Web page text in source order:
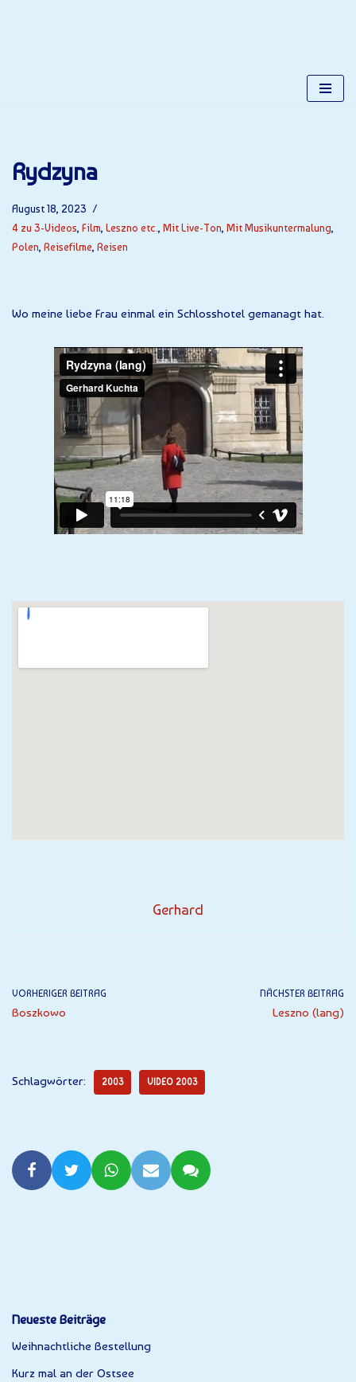
Rydzyna
August 18, 2023
4 zu 3-Videos, Film, Leszno etc. , Mit Live-Ton, Mit Musikuntermalung,
Polen, Reisefilme, Reisen
Wo meine liebe Frau einmal ein Schlosshotel gemanagt hat.
Gerhard
VORHERIGER BEITRAG
Boszkowo
NÄCHSTER BEITRAG
Leszno (lang)
Schlagwörter: 2003 VIDEO 2003
Neueste Beiträge
Weihnachtliche Bestellung
Kurz mal an der Ostsee